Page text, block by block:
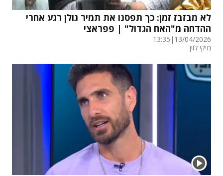
לא מבזבז זמן: כך תפסנו את תמיר גולן רגע אחרי
ההדחה מ"האח הגדול" | פפראצי
13/04/2026
|
13:35
מיקי לוין